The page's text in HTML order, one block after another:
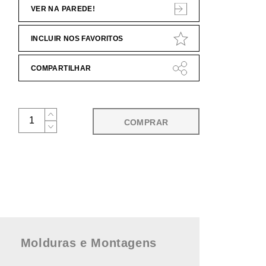
VER NA PAREDE!
INCLUIR NOS FAVORITOS
COMPARTILHAR
COMPRAR
Molduras e Montagens